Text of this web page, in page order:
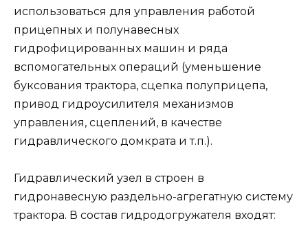
использоваться для управления работой
прицепных и полунавесных
гидрофицированных машин и ряда
вспомогательных операций (уменьшение
буксования трактора, сцепка полуприцепа,
привод гидроусилителя механизмов
управления, сцеплений, в качестве
гидравлического домкрата и т.п.).
Гидравлический узел в строен в
гидронавесную раздельно-агрегатную систему
трактора. В состав гидродогружателя входят: